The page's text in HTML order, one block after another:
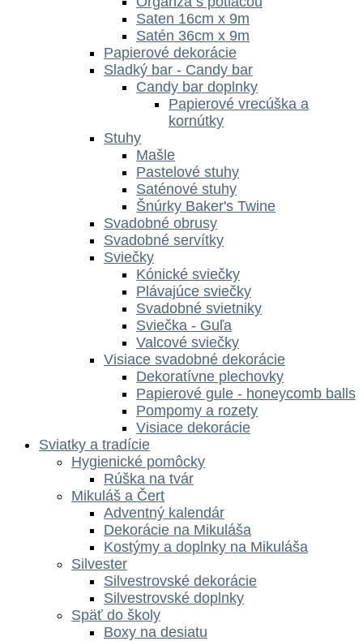
Saten 16cm x 9m
Satén 36cm x 9m
Papierové dekorácie
Sladký bar - Candy bar
Candy bar doplnky
Papierové vrecúška a
kornútky
Stuhy
Mašle
Pastelové stuhy
Saténové stuhy
Šnúrky Baker's Twine
Svadobné obrusy
Svadobné servítky
Sviečky
Kónické sviečky
Plávajúce sviečky
Svadobné svietniky
Sviečka - Guľa
Valcové sviečky
Visiace svadobné dekorácie
Dekoratívne plechovky
Papierové gule - honeycomb balls
Pompomy a rozety
Visiace dekorácie
Sviatky a tradície
Hygienické pomôcky
Rúška na tvár
Mikuláš a Čert
Adventný kalendár
Dekorácie na Mikuláša
Kostýmy a doplnky na Mikuláša
Silvester
Silvestrovské dekorácie
Silvestrovské doplnky
Späť do školy
Boxy na desiatu